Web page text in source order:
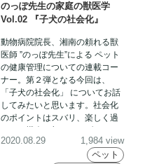
のっぽ先生の家庭の獣医学
Vol.02 『子犬の社会化』
動物病院院長、湘南の頼れる獣
医師 ”のっぽ先生”による ペット
の健康管理についての連載コー
ナー。第２弾となる今回は、
「子犬の社会化」 についてお話
してみたいと思います。社会化
のポイントはスバリ、楽しく過
です。
2020.08.29
1,984 view
ペット